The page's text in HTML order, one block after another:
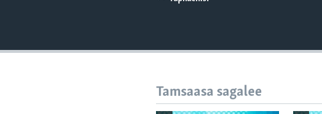
Tamsaasa sagalee